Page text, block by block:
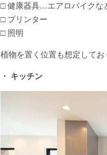
□ 健康器具…エアロバイクな
□ プリンター
□ 照明
植物を置く位置も想定してお
・ キッチン